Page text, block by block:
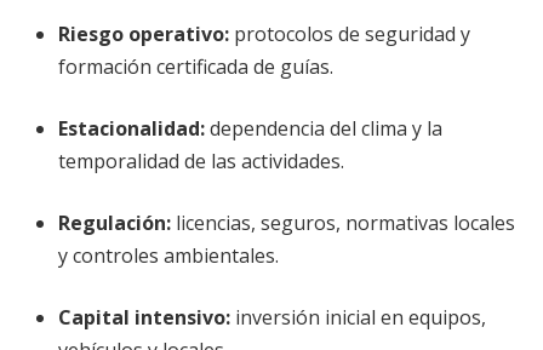
Riesgo operativo: protocolos de seguridad y
formación certificada de guías.
Estacionalidad:dependencia del clima y la
temporalidad de las actividades.
Regulación: licencias, seguros, normativas locales
y controles ambientales.
Capital intensivo: inversión inicial en equipos,